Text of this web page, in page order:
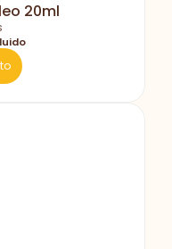
20ml